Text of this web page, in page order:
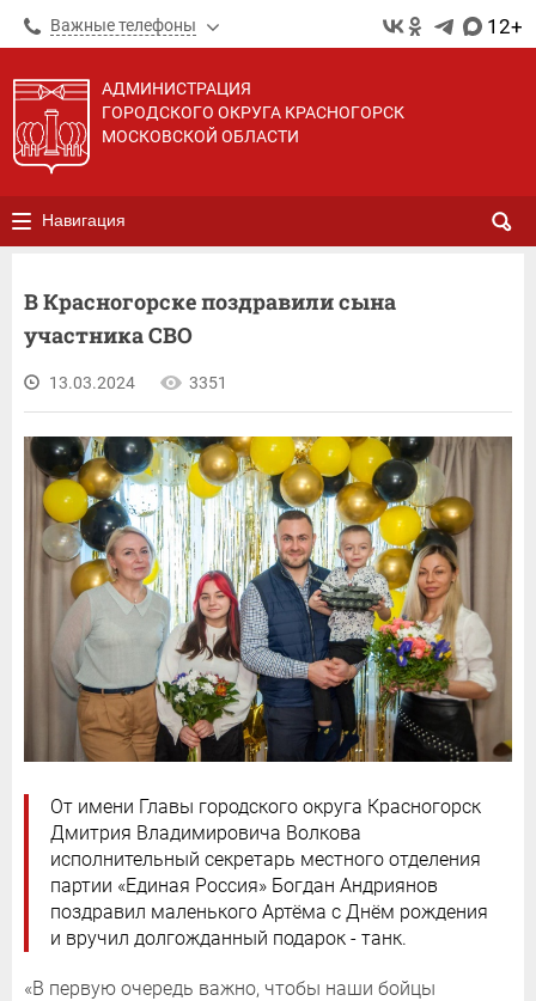
Важные телефоны 12+
АДМИНИСТРАЦИЯ
ГОРОДСКОГО ОКРУГА КРАСНОГОРСК
МОСКОВСКОЙ ОБЛАСТИ
Навигация
В Красногорске поздравили сына
участника СВО
13.03.2024 3351
От имени Главы городского округа Красногорск
Дмитрия Владимировича Волкова
исполнительный секретарь местного отделения
партии «Единая Россия» Богдан Андриянов
поздравил маленького Артёма с Днём рождения
и вручил долгожданный подарок - танк.
«В первую очередь важно, чтобы наши бойцы